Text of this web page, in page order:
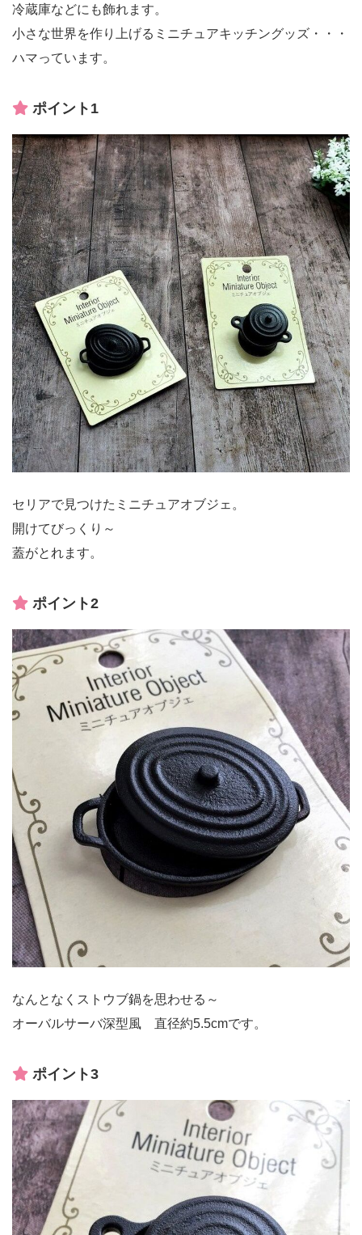
冷蔵庫などにも飾れます。
小さな世界を作り上げるミニチュアキッチングッズ・・・
ハマっています。
ポイント1
セリアで見つけたミニチュアオブジェ。
開けてびっくり～
蓋がとれます。
ポイント2
なんとなくストウブ鍋を思わせる～
オーバルサーバ深型風 直径約5.5cmです。
ポイント3